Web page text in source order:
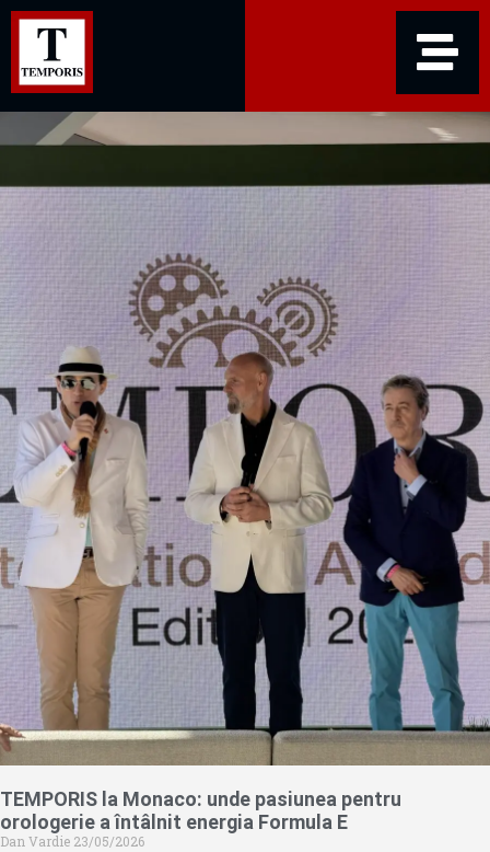
TEMPORIS la Monaco: unde pasiunea pentru
orologerie a întâlnit energia Formula E
Dan Vardie 23/05/2026